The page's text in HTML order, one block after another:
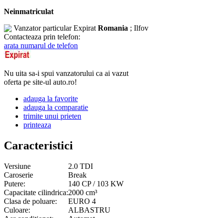
Neinmatriculat
Vanzator particularExpirat Romania ; Ilfov
Contacteaza prin telefon:
arata numarul de telefon
Nu uita sa-i spui vanzatorului ca ai vazut
oferta pe site-ul auto.ro!
adauga la favorite
adauga la comparatie
trimite unui prieten
printeaza
Caracteristici
Versiune
2.0 TDI
Caroserie
Break
Putere:
140 CP / 103 KW
Capacitate cilindrica:2000 cm³
Clasa de poluare:
EURO 4
Culoare:
ALBASTRU